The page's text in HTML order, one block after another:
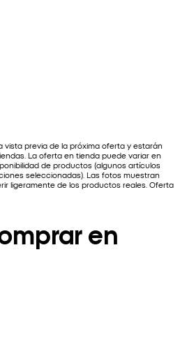
previa de la próxima oferta y estarán
La oferta en tienda puede variar en
de productos (algunos artículos
seleccionadas). Las fotos muestran
ligeramente de los productos reales. Oferta
en